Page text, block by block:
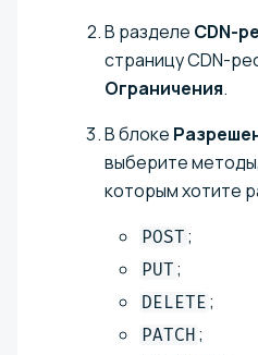
В разделе CDN-
страницу CDN-
Ограничения.
В блоке
выберите
которым хотите
POST ;
PUT ;
DELETE ;
PATCH ;